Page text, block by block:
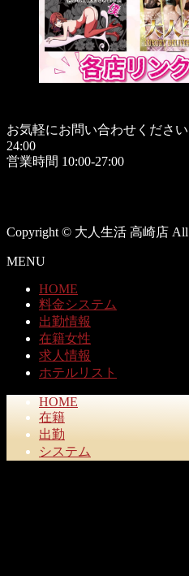
お気軽にお問い合わせください
24:00
営業時間 10:00-27:00
Copyright © 大人生活 高崎店 All
MENU
HOME
料金システム
出勤情報
在籍女性
求人情報
ホテルリスト
HOME
在籍
出勤
システム